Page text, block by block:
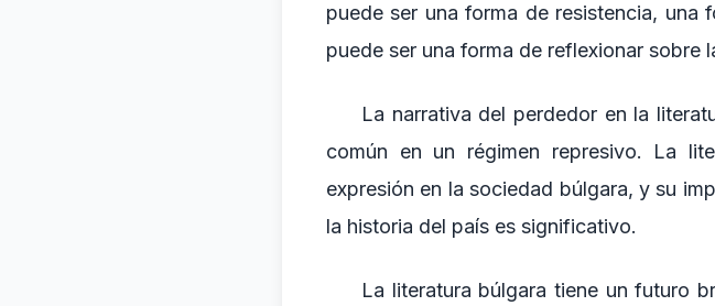
puede ser una forma de resistencia, una
puede ser una forma de reflexionar sobre
La narrativa del perdedor en la
común en un régimen represivo. La
expresión en la sociedad búlgara, y su
la historia del país es significativo.
La literatura búlgara tiene un futuro